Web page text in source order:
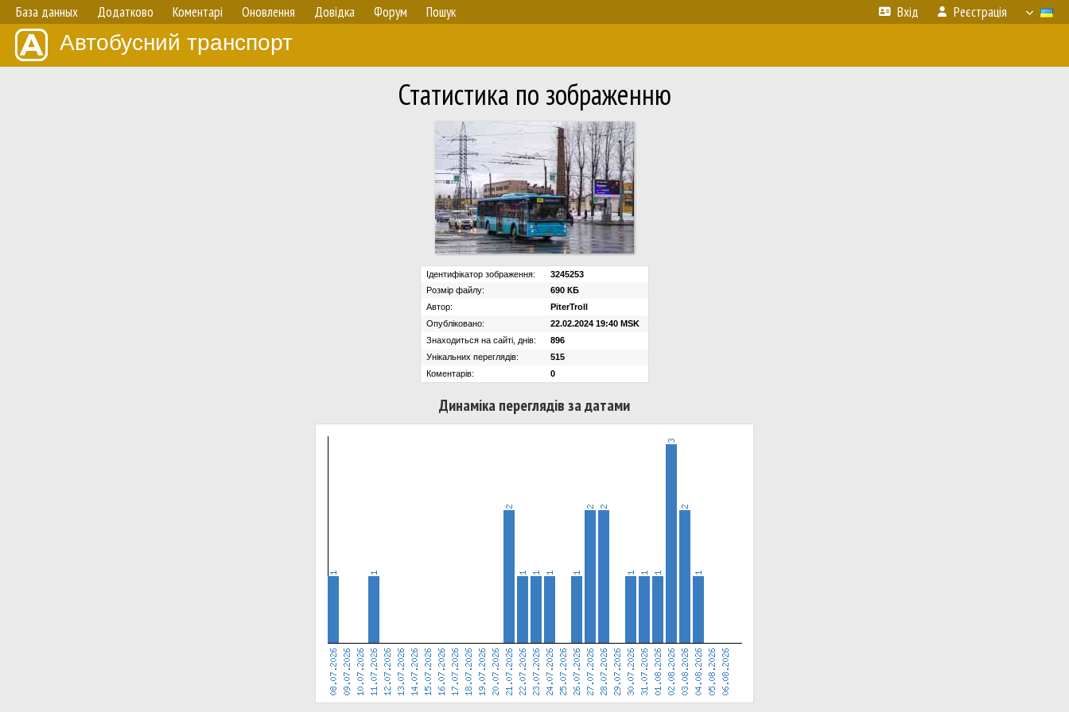
База данных Додатково Коментарі Оновлення Довідка Форум Пошук Вхід Реєстрація
Автобусний транспорт
Статистика по зображенню
Ідентифікатор зображення:
3245253
Розмір файлу:
690 КБ
Автор:
PiterTroll
Опубліковано:
22.02.2024 19:40 MSK
Знаходиться на сайті, днів:
896
Унікальних переглядів:
515
Коментарів:
0
Динаміка переглядів за датами